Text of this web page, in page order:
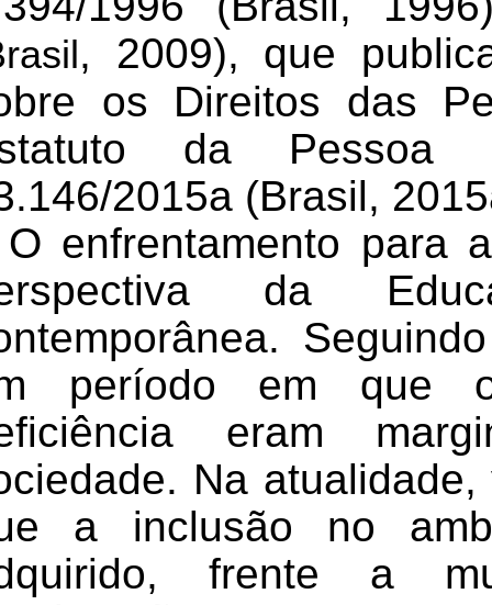
, 2009), que
os Direitos das
da Pessoa
2015a (Brasil,
O enfrentamento para
da
período em que
eram
Na
a inclusão no
frente a